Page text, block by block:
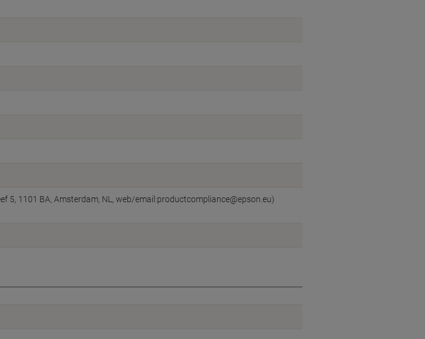
5, 1101 BA, Amsterdam, NL, web/email:productcompliance@epson.eu)